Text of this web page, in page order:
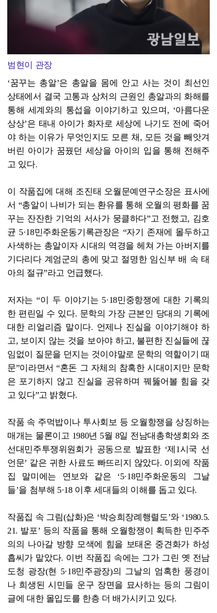
범현이 관장
‘꿈꾸는 총알’은 총알을 몸에 안고 사는 것이 최선인
상태에서 결국 고통과 상처의 근원인 총알과의 화해를
통해 세계와의 통섭을 이야기하고 있으며, ‘아름다운
상상’은 태내 아이가 화자로 세상에 나기도 전에 죽어
야 하는 이유가 무엇인지도 모른 채, 모든 것을 빼앗겨
버린 아이가 꿈꿨던 세상을 아이의 입을 통해 전해주
고 있다.
이 작품집에 대해 조진태 오월문예연구소장은 표사에
서 “총알이 나비가 되는 환유를 통해 오월의 평화를 꿈
꾸는 잔잔한 기억의 서사가 뭉클하다”고 전했고, 김호
균 5·18민주화운동기록관장은 “자기 존재에 몰두하고
사색하는 총알이자 시대의 역경을 헤쳐 가는 아버지를
기다리다 계엄군의 총에 맞고 절명한 임신부 배 속 태
아의 절규”라고 언급했다.
저자는 “이 두 이야기는 5·18민중항쟁에 대한 기록의
한 편린일 수 있다. 문학의 가장 근본인 당대의 기록에
대한 리얼리즘 말이다. 언제나 진실을 이야기해야 하
고, 보이지 않는 것을 보아야 하고, 불편한 진실들에 끊
임없이 질문을 던지는 것이야말로 문학의 역할이기 때
문”이라면서 “혼돈 그 자체의 참혹한 시대이지만 문학
은 포기하지 않고 진실을 공유하며 꿰뚫어볼 힘을 갖
고 있다”고 밝혔다.
작품 속 주먹밥이나 투사회보 등 오월항쟁을 상징하는
매개는 물론이고 1980년 5월 8일 전남대총학생회와 조
선대민주투쟁위원회가 공동으로 발표한 ‘제1시국 선
언문’ 같은 귀한 사료도 빠뜨리지 않았다. 이외에 작품
집 말미에는 연보와 같은 ‘5·18민주화운동의 그날
들’을 첨부해 5·18 이후 세대들의 이해를 돕고 있다.
작품집 속 그림(삽화)은 ‘박승희장례행렬도’와 ‘1980.5.
21. 발포’ 등의 작품을 통해 오월항쟁이 획득한 민주주
의의 나아갈 방향 모색에 힘을 보태온 중견화가 하성
흡씨가 맡았다. 이번 작품집 속에는 그가 그린 옛 전남
도청 광장(현 5·18민주광장)의 그날의 엄혹한 풍경이
나 희생된 시민들 운구 장면을 묘사하는 등의 그림이
글에 대한 몰입도를 한층 더 배가시키고 있다.